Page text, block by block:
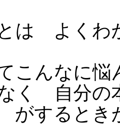
は よくわ
こんなに
く 自分の
がするとき